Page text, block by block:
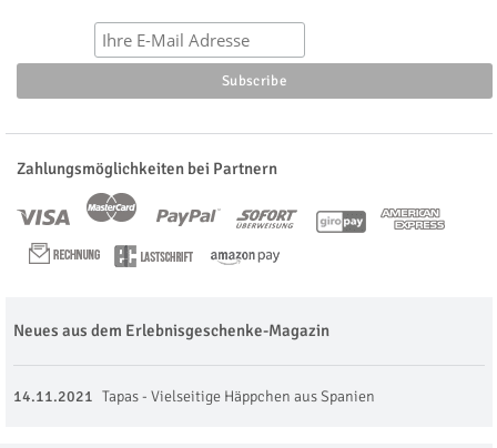
Zahlungsmöglichkeiten bei Partnern
Neues aus dem Erlebnisgeschenke-Magazin
14.11.2021 Tapas - Vielseitige Häppchen aus Spanien